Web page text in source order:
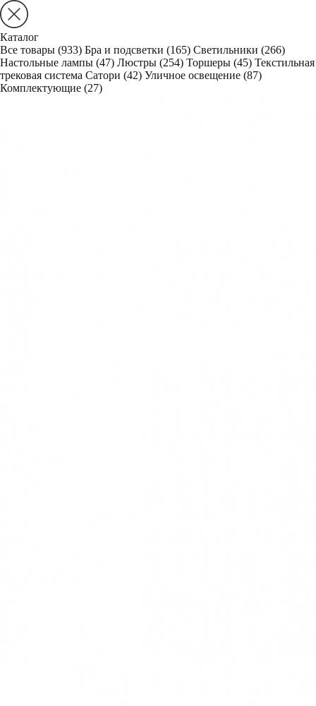
Каталог
Все товары (933) Бра и подсветки (165) Светильники (266)
Настольные лампы (47) Люстры (254) Торшеры (45) Текстильная
трековая система Сатори (42) Уличное освещение (87)
Комплектующие (27)